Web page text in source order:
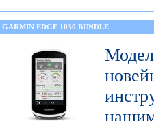
GARMIN EDGE 1030 BUNDLE